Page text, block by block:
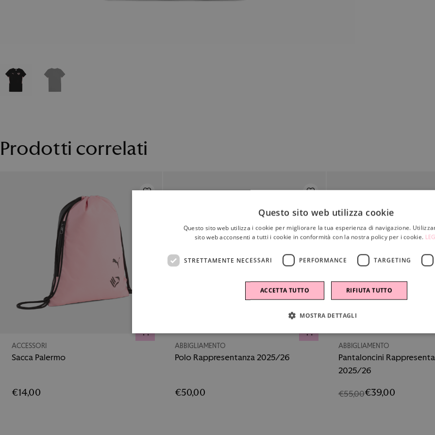
Prodotti correlati
AGGIUNGI AL CARRELLO
ACCESSORI
Sacca Palermo
€14,00
AGGIUNGI AL CARRELLO
ABBIGLIAMENTO
Polo Rappresentanza 2025/26
€50,00
ABBIGLIAMENTO
Pantaloncini
2025/26
€55,00€39,00
Questo sito web utilizza cookie
Questo sito web utilizza i cookie per migliorare la tua esperienza di navigazione.
sito web acconsenti a tutti i cookie in conformità con la nostra policy per i cookie.
STRETTAMENTE NECESSARI PERFORMANCE TARGETING
ACCETTA TUTTO RIFIUTA TUTTO
MOSTRA DETTAGLI